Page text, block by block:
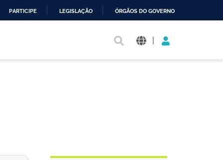
PARTICIPE LEGISLAÇÃO ÓRGÃOS DO GOVERNO
|